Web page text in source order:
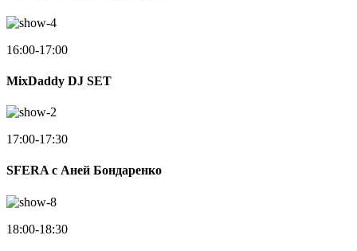
16:00-17:00
MixDaddy DJ SET
17:00-17:30
SFERA с Аней Бондаренко
18:00-18:30